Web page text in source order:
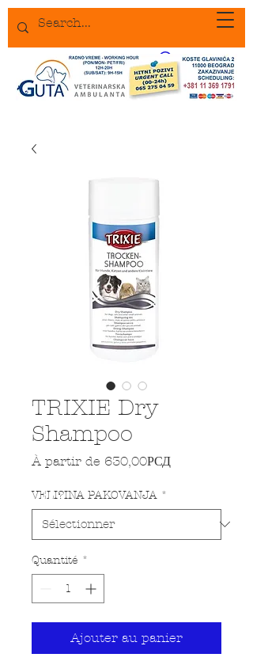
TRIXIE Dry
Shampoo
À partir de 630,00РСДPrix
VELI?INA PAKOVANJA *
Quantité *
Ajouter au panier